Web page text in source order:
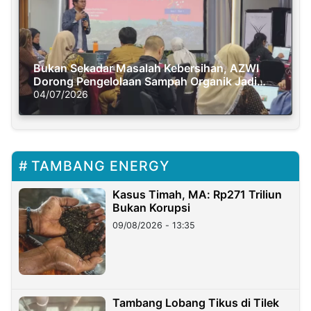
Bukan Sekadar Masalah Kebersihan, AZWI
Dorong Pengelolaan Sampah Organik Jadi
Solusi Krisis Iklim
04/07/2026
TAMBANG ENERGY
Kasus Timah, MA: Rp271 Triliun
Bukan Korupsi
09/08/2026 - 13:35
Tambang Lobang Tikus di Tilek